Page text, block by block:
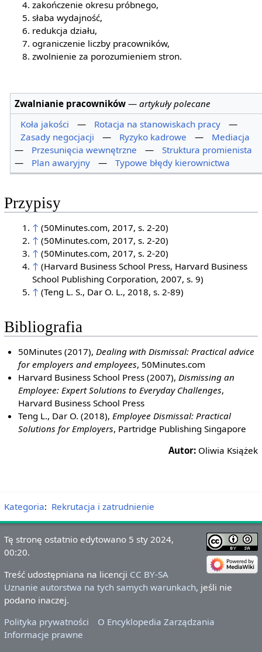
zakończenie okresu próbnego,
słaba wydajność,
redukcja działu,
ograniczenie liczby pracowników,
zwolnienie za porozumieniem stron.
Zwalnianie pracowników —artykuły polecane
Koła jakości
— Rotacja na stanowiskach pracy
—
Zasady negocjacji
— Ryzyko kadrowe —
Mediacja
—
Przesunięcia wewnętrzne —
Struktura promienista
—
Plan awaryjny — Typowe błędy kierownictwa
Przypisy
↑ (50Minutes.com, 2017, s. 2-20)
↑ (50Minutes.com, 2017, s. 2-20)
↑ (50Minutes.com, 2017, s. 2-20)
↑ (Harvard Business School Press, Harvard Business
School Publishing Corporation, 2007, s. 9)
↑ (Teng L. S., Dar O. L., 2018, s. 2-89)
Bibliografia
50Minutes (2017), Dealing with Dismissal: Practical advice
for employers and employees, 50Minutes.com
Harvard Business School Press (2007), Dismissing an
Employee: Expert Solutions to Everyday Challenges,
Harvard Business School Press
Teng L., Dar O. (2018), Employee Dismissal: Practical
Solutions for Employers, Partridge Publishing Singapore
Autor: Oliwia Książek
Kategoria: Rekrutacja i zatrudnienie
Tę stronę ostatnio edytowano 5 sty 2024,
00:20.
Treść udostępniana na licencji CC BY-SA
Uznanie autorstwa na tych samych warunkach, jeśli nie
podano inaczej.
Polityka prywatności
O Encyklopedia Zarządzania
Informacje prawne